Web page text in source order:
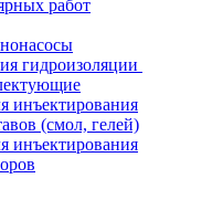
работ
гидроизоляции
инъектирования
(смол, гелей)
инъектирования